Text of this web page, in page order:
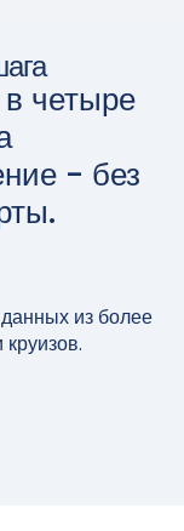
четыре
- без
из более